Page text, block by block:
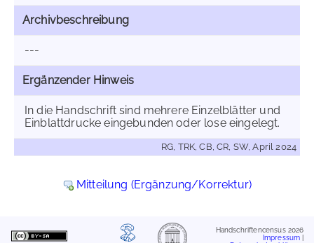
Archivbeschreibung
---
Ergänzender Hinweis
In die Handschrift sind mehrere Einzelblätter und
Einblattdrucke eingebunden oder lose eingelegt.
RG, TRK, CB, CR, SW, April 2024
Mitteilung (Ergänzung/Korrektur)
Handschriftencensus 2026
Impressum